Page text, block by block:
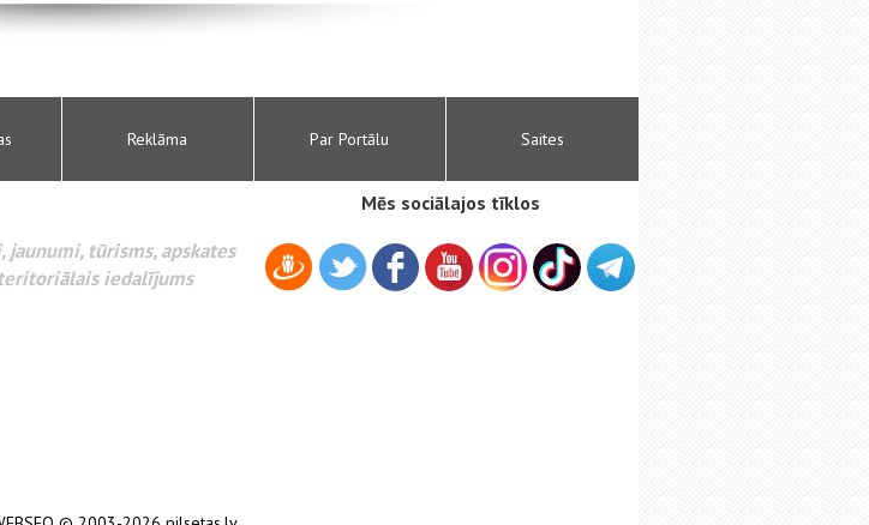
Reklāma Par Portālu Saites
jaunumi, tūrisms, apskates
iedalījums
Mēs sociālajos tīklos